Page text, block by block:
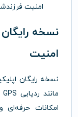
امنیت
نسخه
امنیت
امکانات حرفه‌ای